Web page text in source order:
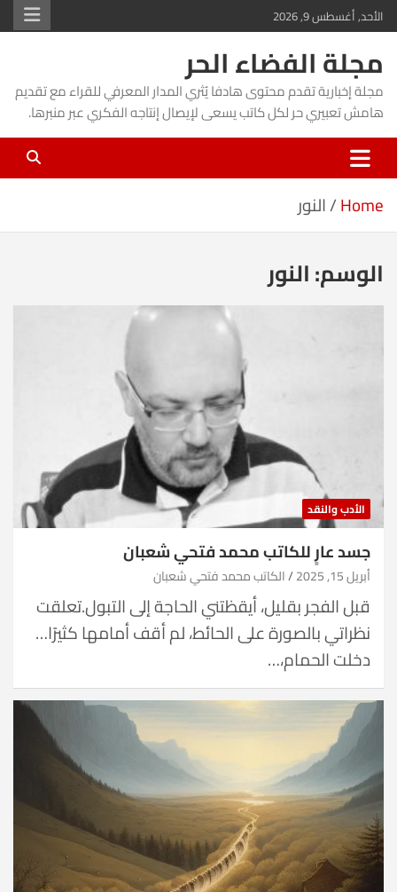
Skip
to
content
الأحد, أغسطس 9, 2026
مجلة الفضاء الحر
مجلة إخبارية تقدم محتوى هادفا يُثري المدار المعرفي للقراء مع تقديم
هامش تعبيري حر لكل كاتب يسعى لإيصال إنتاجه الفكري عبر منبرها.
Home النور
الوسم:النور
الأدب والنقد
جسد عارٍ للكاتب محمد فتحي شعبان
أبريل 15, 2025 الكاتب محمد فتحي شعبان
قبل الفجر بقليل، أيقظتني الحاجة إلى التبول.تعلقت
نظراتي بالصورة على الحائط، لم أقف أمامها كثيرًا…
دخلت الحمام،…